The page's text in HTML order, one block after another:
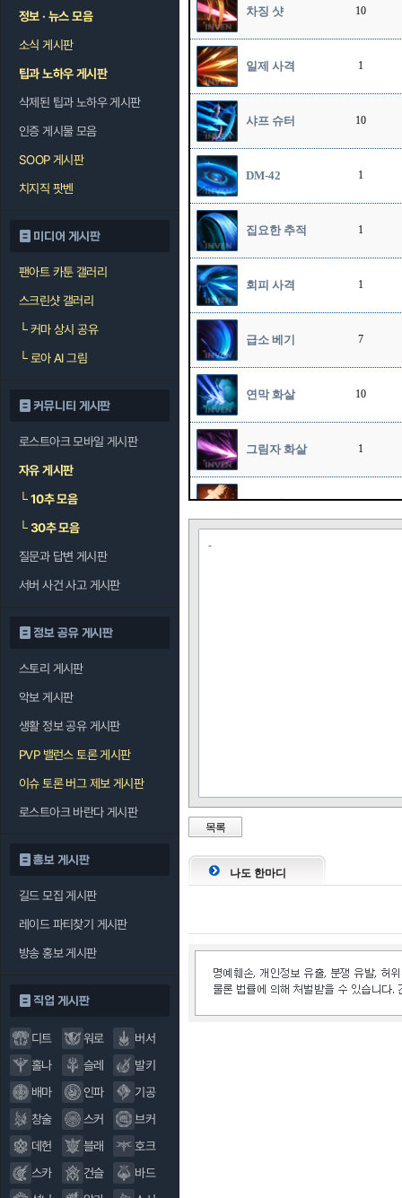
정보 · 뉴스 모음
소식 게시판
팁과 노하우 게시판
삭제된 팁과 노하우 게시판
인증 게시물 모음
SOOP 게시판
치지직 팟벤
미디어 게시판
팬아트 카툰 갤러리
스크린샷 갤러리
└커마 상시 공유
└로아 AI 그림
커뮤니티 게시판
로스트아크 모바일 게시판
자유 게시판
└10추 모음
└30추 모음
질문과 답변 게시판
서버 사건 사고 게시판
정보 공유 게시판
스토리 게시판
악보 게시판
생활 정보 공유 게시판
PVP 밸런스 토론 게시판
이슈 토론 버그 제보 게시판
로스트아크 바란다 게시판
홍보 게시판
길드 모집 게시판
레이드 파티찾기 게시판
방송 홍보 게시판
직업 게시판
디트 워로
버서
홀나
슬레
발키
배마
인파
기공
창술
스커
브커
데헌
블래
호크
스카
건슬
바드
차징 샷 10
일제 사격 1
샤프 슈터 10
DM-42 1
집요한 추적 1
회피 사격 1
급소 베기 7
연막 화살 10
그림자 화살 1
호크 샷 1
-
목록
나도 한마디